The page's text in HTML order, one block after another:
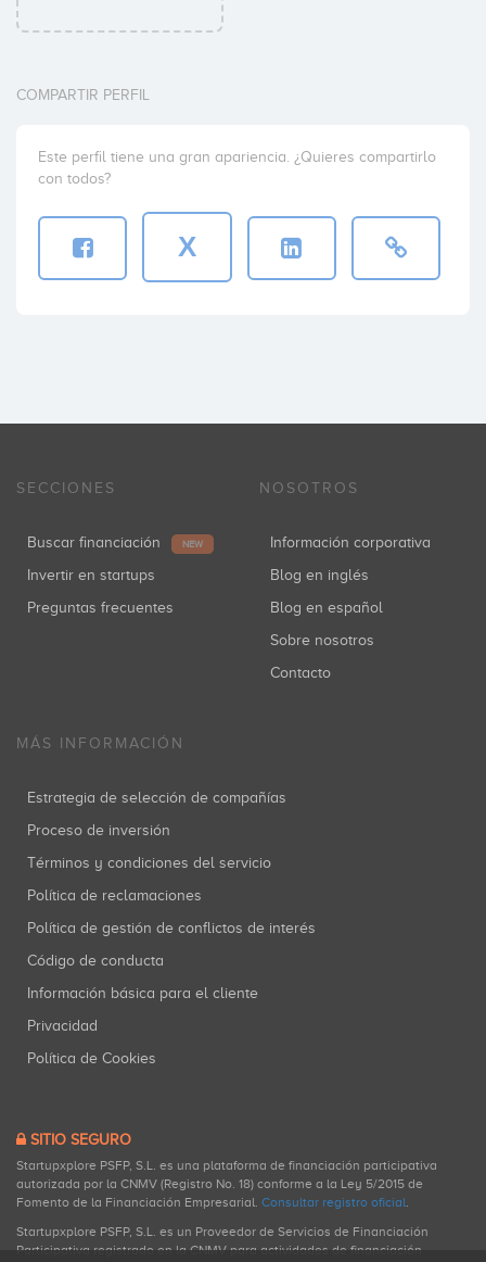
COMPARTIR PERFIL
Este perfil tiene una gran apariencia. ¿Quieres compartirlo
con todos?
X
SECCIONES
Buscar financiación NEW
Invertir en startups
Preguntas frecuentes
NOSOTROS
Información corporativa
Blog en inglés
Blog en español
Sobre nosotros
Contacto
MÁS INFORMACIÓN
Estrategia de selección de compañías
Proceso de inversión
Términos y condiciones del servicio
Política de reclamaciones
Política de gestión de conflictos de interés
Código de conducta
Información básica para el cliente
Privacidad
Política de Cookies
SITIO SEGURO
Startupxplore PSFP, S.L. es una plataforma de financiación participativa
autorizada por la CNMV (Registro No. 18) conforme a la Ley 5/2015 de
Fomento de la Financiación Empresarial. Consultar registro oficial.
Startupxplore PSFP, S.L. es un Proveedor de Servicios de Financiación
Participativa registrado en la CNMV para actividades de financiación